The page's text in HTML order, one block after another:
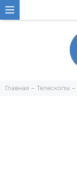
Главная Телескопы